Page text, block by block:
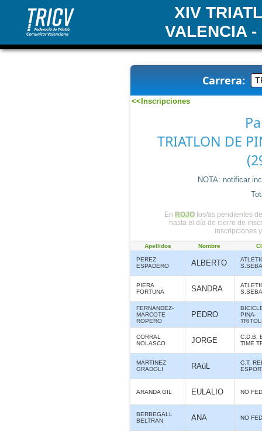
XIV
VALENCIA -
Carrera:
<<Inscripciones
TRIATLON DE
NOTA: notificar
EnROJO los/as pendientes
hasta el día de cierre de
inscripciones
Apellidos Nombre
PEREZ
ESPADERO
ALBERTO
PIERA
FORTUNA
SANDRA
FERNANDEZ-
MARCOTE
ROPERO
PEDRO
PINA-
CORRAL
NOLASCO
JORGE
C.D.B.
TIME
MARTINEZ
GRADOLI
RAúL
C.T.
ARANDA GIL EULALIO NO
BERBEGALL
BELTRAN
ANA NO